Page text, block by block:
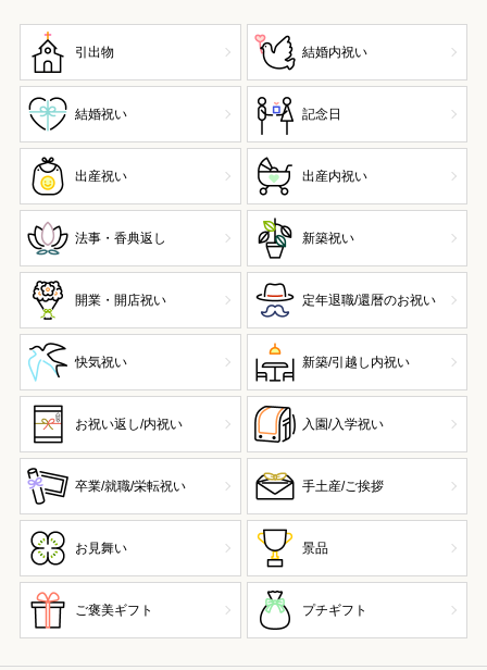
引出物 結婚内祝い
結婚祝い 記念日
出産祝い 出産内祝い
法事・香典返し 新築祝い
開業・開店祝い 定年退職/還暦のお祝い
快気祝い 新築/引越し内祝い
お祝い返し/内祝い 入園/入学祝い
卒業/就職/栄転祝い 手土産/ご挨拶
お見舞い 景品
ご褒美ギフト プチギフト